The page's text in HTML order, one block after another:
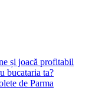
și joacă profitabil
bucataria ta?
de Parma